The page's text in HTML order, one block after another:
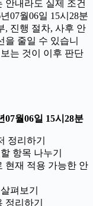
안내라도 실제 조건
07월06일 15시28분
, 진행 절차, 사후 안
을 줄일 수 있습니
는 것이 이후 판단
07월06일 15시28분
정리하기
항목 나누기
현재 적용 가능한 안
펴보기
정리하기